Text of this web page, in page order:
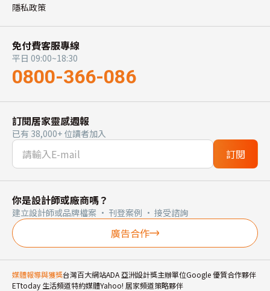
隱私政策
免付費客服專線
平日 09:00~18:30
0800-366-086
訂閱居家靈感週報
已有 38,000+ 位讀者加入
訂閱
你是設計師或廠商嗎？
建立設計師或品牌檔案 · 刊登案例 · 接受諮詢
廣告合作
媒體報導與獲獎台灣百大網站ADA 亞洲設計獎主辦單位Google 優質合作夥伴
ETtoday 生活頻道特約媒體Yahoo! 居家頻道策略夥伴